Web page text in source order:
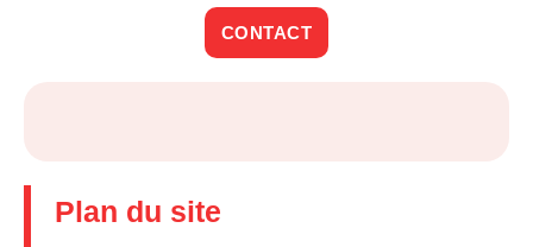
CONTACT
Plan du site